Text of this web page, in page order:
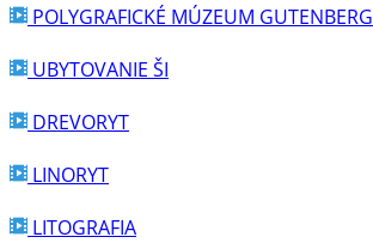
POLYGRAFICKÉ MÚZEUM GUTENBERG
UBYTOVANIE ŠI
DREVORYT
LINORYT
LITOGRAFIA